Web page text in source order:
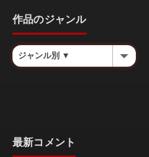
作品のジャンル
最新コメント